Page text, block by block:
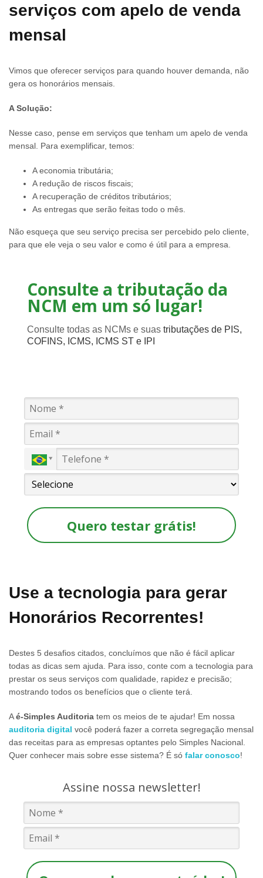
serviços com apelo de venda
mensal
Vimos que oferecer serviços para quando houver demanda, não
gera os honorários mensais.
A Solução:
Nesse caso, pense em serviços que tenham um apelo de venda
mensal. Para exemplificar, temos:
A economia tributária;
A redução de riscos fiscais;
A recuperação de créditos tributários;
As entregas que serão feitas todo o mês.
Não esqueça que seu serviço precisa ser percebido pelo cliente,
para que ele veja o seu valor e como é útil para a empresa.
Consulte a tributação da
NCM em um só lugar!
Consulte todas as NCMs e suas tributações de PIS,
COFINS, ICMS, ICMS ST e IPI
Quero testar grátis!
Use a tecnologia para gerar
Honorários Recorrentes!
Destes 5 desafios citados, concluímos que não é fácil aplicar
todas as dicas sem ajuda. Para isso, conte com a tecnologia para
prestar os seus serviços com qualidade, rapidez e precisão;
mostrando todos os benefícios que o cliente terá.
Aé-Simples Auditoria tem os meios de te ajudar! Em nossa
auditoria digital você poderá fazer a correta segregação mensal
das receitas para as empresas optantes pelo Simples Nacional.
Quer conhecer mais sobre esse sistema? É só falar conosco!
Assine nossa newsletter!